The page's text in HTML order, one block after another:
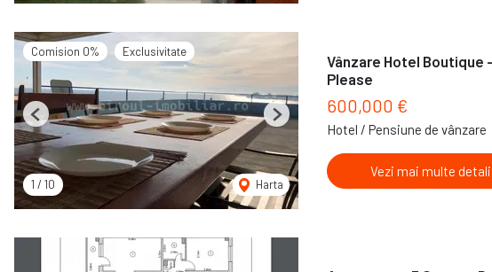
Comision 0% Exclusivitate
1 / 10 Harta
Previous Next
Vânzare Hotel Boutique
Please
600,000 €
Hotel / Pensiune de vânzare
Vezi mai multe